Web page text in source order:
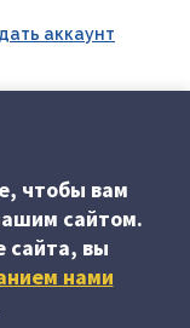
аккаунт
журнала
чтобы вам
сайтом.
сайта, вы
нами